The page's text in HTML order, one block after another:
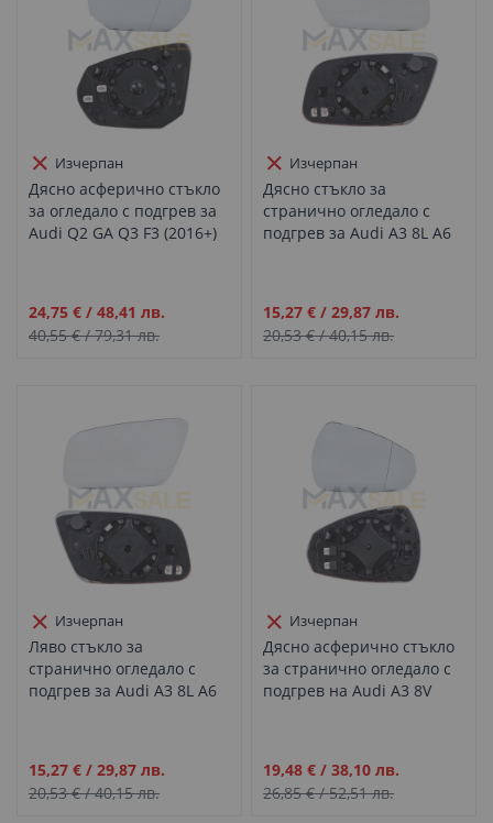
Изчерпан
Дясно асферично стъкло
за огледало с подгрев за
Audi Q2 GA Q3 F3 (2016+)
Промо
цена
24,75 € / 48,41 лв.
40,55 €/79,31 лв.
Изчерпан
Дясно стъкло за
странично огледало с
подгрев за Audi A3 8L A6
Промо
цена
15,27 € /29,87 лв.
20,53 €/40,15 лв.
Изчерпан
Ляво стъкло за
странично огледало с
подгрев за Audi A3 8L A6
Промо
цена
15,27 € / 29,87 лв.
20,53 €/40,15 лв.
Изчерпан
Дясно асферично стъкло
за странично огледало с
подгрев на Audi A3 8V
Промо
цена
19,48 € /38,10 лв.
26,85 €/52,51 лв.